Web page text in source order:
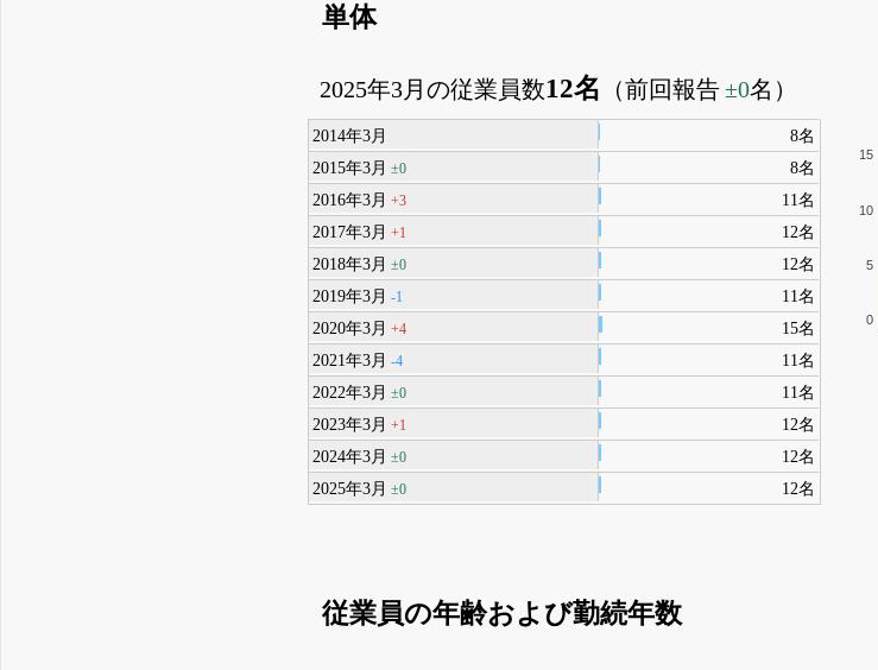
単体
2025年3月の従業員数12名 （前回報告±0名）
2014年3月
8名
2015年3月±0
8名
2016年3月+3
11名
2017年3月+1
12名
2018年3月±0
12名
2019年3月-1
11名
2020年3月+4
15名
2021年3月-4
11名
2022年3月±0
11名
2023年3月+1
12名
2024年3月±0
12名
2025年3月±0 12名
0
5
10
15
従業員の年齢および勤続年数